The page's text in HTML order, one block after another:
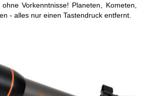
Vorkenntnisse! Planeten, Kometen,
- alles nur einen Tastendruck entfernt.